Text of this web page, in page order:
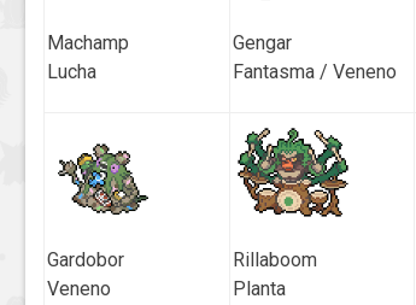
Machamp
Lucha
Gengar
Fantasma / Veneno
Gardobor
Veneno
Rillaboom
Planta